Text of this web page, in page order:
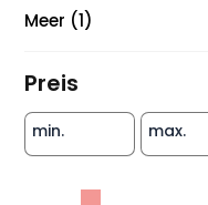
Meer (1)
Preis
min. max.